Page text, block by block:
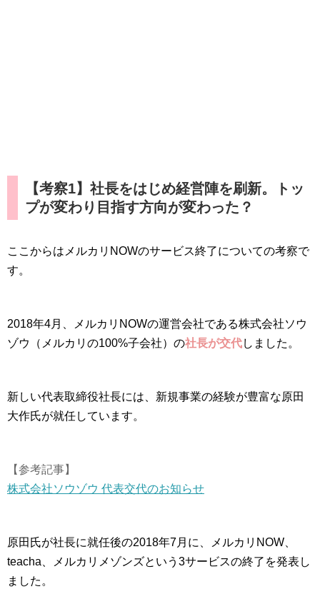
【考察1】社長をはじめ経営陣を刷新。トッ
プが変わり目指す方向が変わった？
ここからはメルカリNOWのサービス終了についての考察で
す。
2018年4月、メルカリNOWの運営会社である株式会社ソウ
ゾウ（メルカリの100%子会社）の社長が交代しました。
新しい代表取締役社長には、新規事業の経験が豊富な原田
大作氏が就任しています。
【参考記事】
株式会社ソウゾウ 代表交代のお知らせ
原田氏が社長に就任後の2018年7月に、メルカリNOW、
teacha、メルカリメゾンズという3サービスの終了を発表し
ました。